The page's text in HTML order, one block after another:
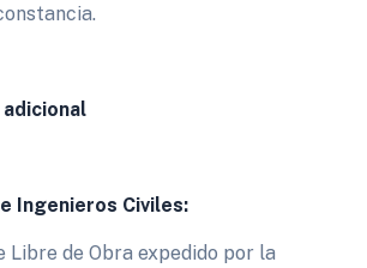
Civiles:
de Obra expedido por la